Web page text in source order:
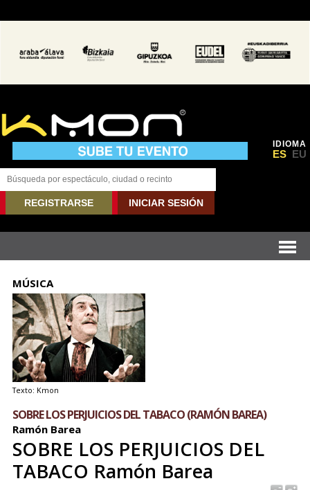
IDIOMA
ES EU
REGISTRARSE INICIAR SESIÓN
MÚSICA
Texto: Kmon
SOBRE LOS PERJUICIOS DEL TABACO (RAMÓN BAREA)
Ramón Barea
SOBRE LOS PERJUICIOS DEL
TABACO Ramón Barea